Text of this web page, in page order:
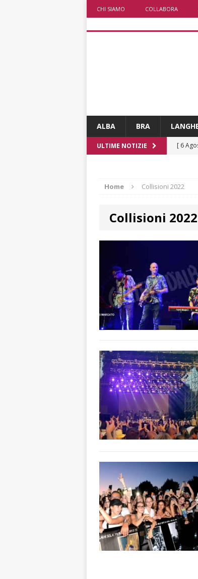
CHI SIAMO COLLABORA
ALBA BRA
ULTIME NOTIZIE [ 6
[ 5
ALTRE
[ 5
[ 5
[ 5
BRA
[ 6
Home Collisioni 2022
Collisioni 2022